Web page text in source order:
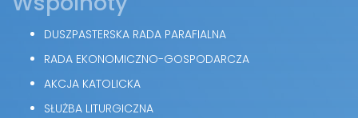
DUSZPASTERSKA RADA PARAFIALNA
RADA EKONOMICZNO-GOSPODARCZA
AKCJA KATOLICKA
SŁUŻBA LITURGICZNA